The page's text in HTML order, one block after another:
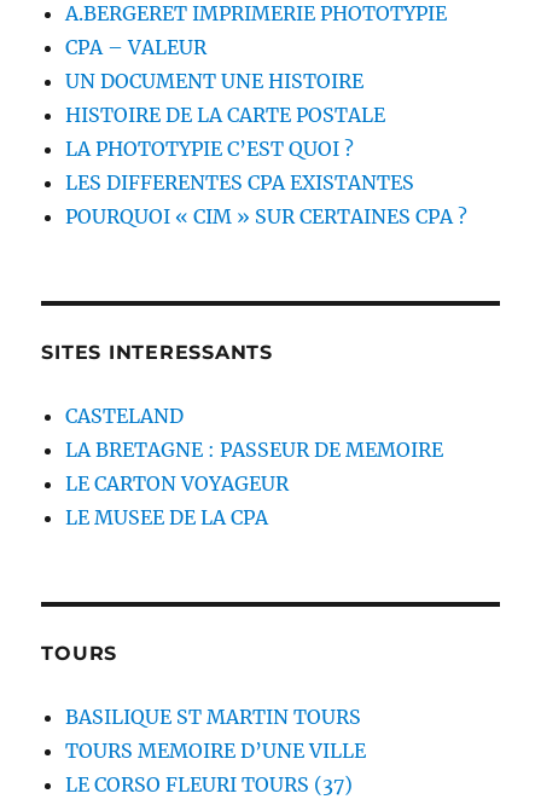
A.BERGERET IMPRIMERIE PHOTOTYPIE
CPA – VALEUR
UN DOCUMENT UNE HISTOIRE
HISTOIRE DE LA CARTE POSTALE
LA PHOTOTYPIE C’EST QUOI ?
LES DIFFERENTES CPA EXISTANTES
POURQUOI « CIM » SUR CERTAINES CPA ?
SITES INTERESSANTS
CASTELAND
LA BRETAGNE : PASSEUR DE MEMOIRE
LE CARTON VOYAGEUR
LE MUSEE DE LA CPA
TOURS
BASILIQUE ST MARTIN TOURS
TOURS MEMOIRE D’UNE VILLE
LE CORSO FLEURI TOURS (37)